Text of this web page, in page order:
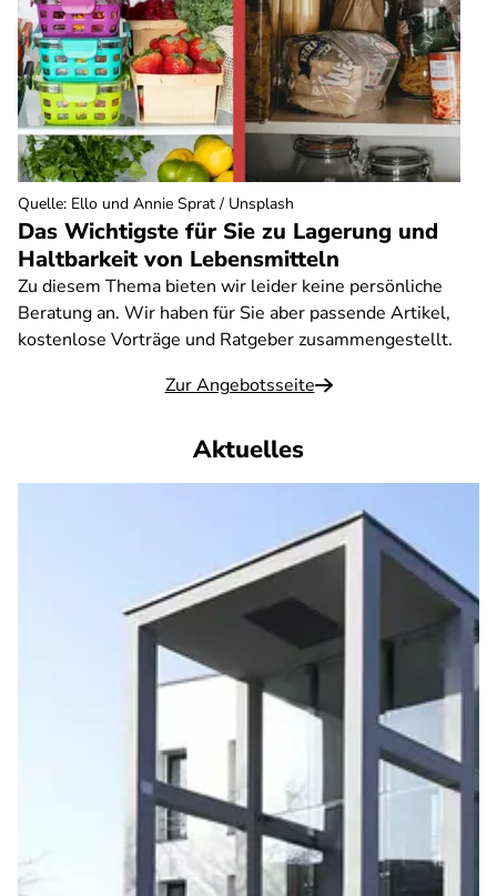
Das Wichtigste für Sie zu Lagerung und
Haltbarkeit von Lebensmitteln
Zu diesem Thema bieten wir leider keine persönliche
Beratung an. Wir haben für Sie aber passende Artikel,
kostenlose Vorträge und Ratgeber zusammengestellt.
Zur Angebotsseite
Quelle: Ello und Annie Sprat / Unsplash
Aktuelles